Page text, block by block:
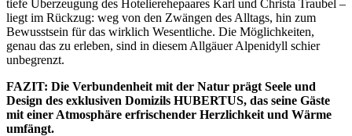
tiefe Überzeugung des Hotelierehepaares Karl und Christa Traubel –
liegt im Rückzug: weg von den Zwängen des Alltags, hin zum
Bewusstsein für das wirklich Wesentliche. Die Möglichkeiten,
genau das zu erleben, sind in diesem Allgäuer Alpenidyll schier
unbegrenzt.
FAZIT: Die Verbundenheit mit der Natur prägt Seele und
Design des exklusiven Domizils HUBERTUS, das seine Gäste
mit einer Atmosphäre erfrischender Herzlichkeit und Wärme
umfängt.